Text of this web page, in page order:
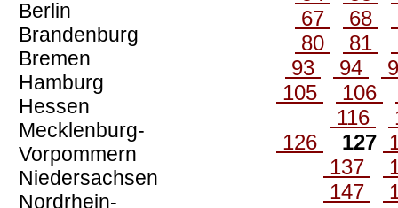
Berlin
Brandenburg
Bremen
Hamburg
Hessen
Mecklenburg-
Vorpommern
Niedersachsen
Nordrhein-
67
68
80
81
93
94
105
106
116
126
127
137
147